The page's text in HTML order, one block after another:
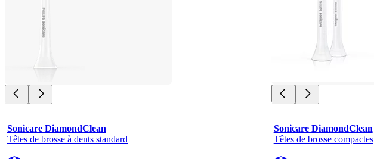
Sonicare DiamondClean
Têtes de brosse à dents standard
Sonicare DiamondClean
Têtes de brosse compactes